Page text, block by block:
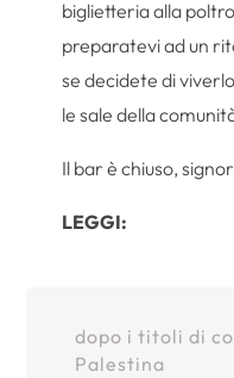
biglietteria alla
preparatevi ad un
se decidete di
le sale della
Il bar è chiuso,
LEGGI:
dopo i titoli di
Palestina